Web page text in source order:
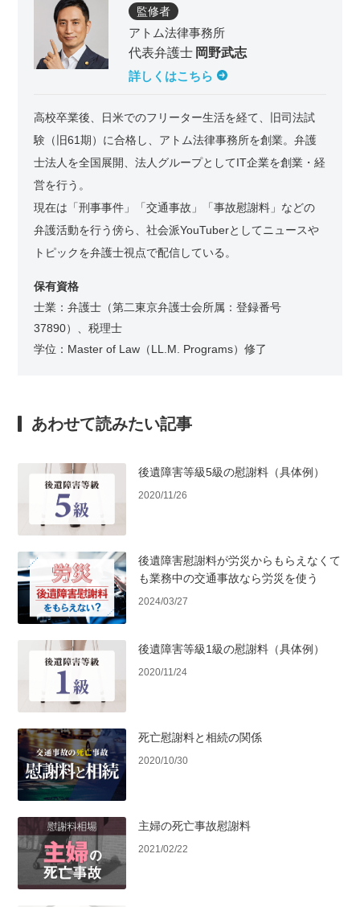
監修者
アトム法律事務所
代表弁護士 岡野武志
詳しくはこちら
高校卒業後、日米でのフリーター生活を経て、旧司法試
験（旧61期）に合格し、アトム法律事務所を創業。弁護
士法人を全国展開、法人グループとしてIT企業を創業・経
営を行う。
現在は「刑事事件」「交通事故」「事故慰謝料」などの
弁護活動を行う傍ら、社会派YouTuberとしてニュースや
トピックを弁護士視点で配信している。
保有資格
士業：弁護士（第二東京弁護士会所属：登録番号
37890）、税理士
学位：Master of Law（LL.M. Programs）修了
あわせて読みたい記事
後遺障害等級5級の慰謝料（具体例）
2020/11/26
後遺障害慰謝料が労災からもらえなくて
も業務中の交通事故なら労災を使う
2024/03/27
後遺障害等級1級の慰謝料（具体例）
2020/11/24
死亡慰謝料と相続の関係
2020/10/30
主婦の死亡事故慰謝料
2021/02/22